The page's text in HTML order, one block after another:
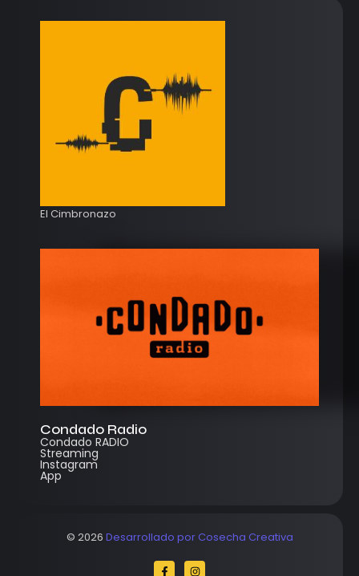
El Cimbronazo
Condado Radio
Condado RADIO
Streaming
Instagram
App
© 2026 Desarrollado por Cosecha Creativa